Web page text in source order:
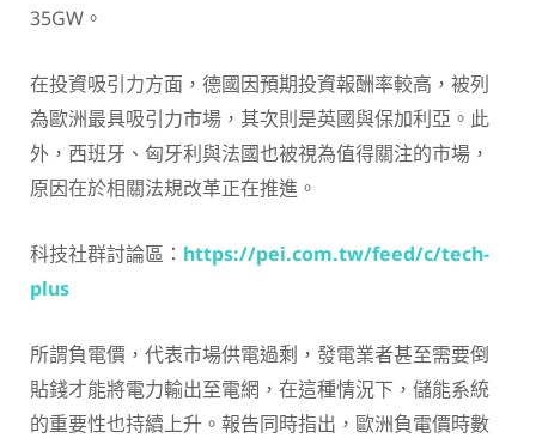
35GW。
在投資吸引力方面，德國因預期投資報酬率較高，被列
為歐洲最具吸引力市場，其次則是英國與保加利亞。此
外，西班牙、匈牙利與法國也被視為值得關注的市場，
原因在於相關法規改革正在推進。
科技社群討論區： https://pei.com.tw/feed/c/tech-
plus
所謂負電價，代表市場供電過剩，發電業者甚至需要倒
貼錢才能將電力輸出至電網，在這種情況下，儲能系統
的重要性也持續上升。報告同時指出，歐洲負電價時數